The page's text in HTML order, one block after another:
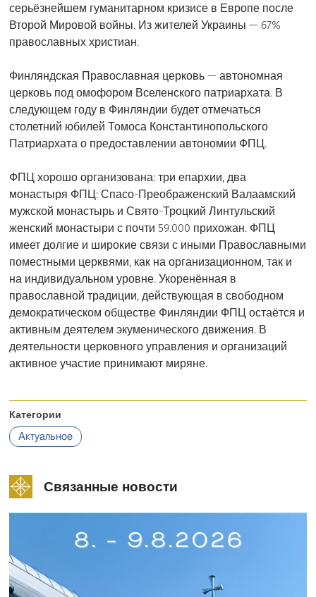
серьёзнейшем гуманитарном кризисе в Европе после
Второй Мировой войны. Из жителей Украины — 67%
православных христиан.
Финляндская Православная церковь — автономная
церковь под омофором Вселенского патриархата. В
следующем году в Финляндии будет отмечаться
столетний юбилей Томоса Константинопольского
Патриархата о предоставлении автономии ФПЦ.
ФПЦ хорошо организована: три епархии, два
монастыря ФПЦ: Спасо-Преображенский Валаамский
мужской монастырь и Свято-Троцкий Линтульский
женский монастыри с почти 59.000 прихожан. ФПЦ
имеет долгие и широкие связи с иными Православными
поместными церквями, как на организационном, так и
на индивидуальном уровне. Укоренённая в
православной традиции, действующая в свободном
демократическом обществе Финляндии ФПЦ остаётся и
активным деятелем экуменического движения. В
деятельности церковного управления и организаций
активное участие принимают миряне.
Категории
Актуальное
Связанные новости